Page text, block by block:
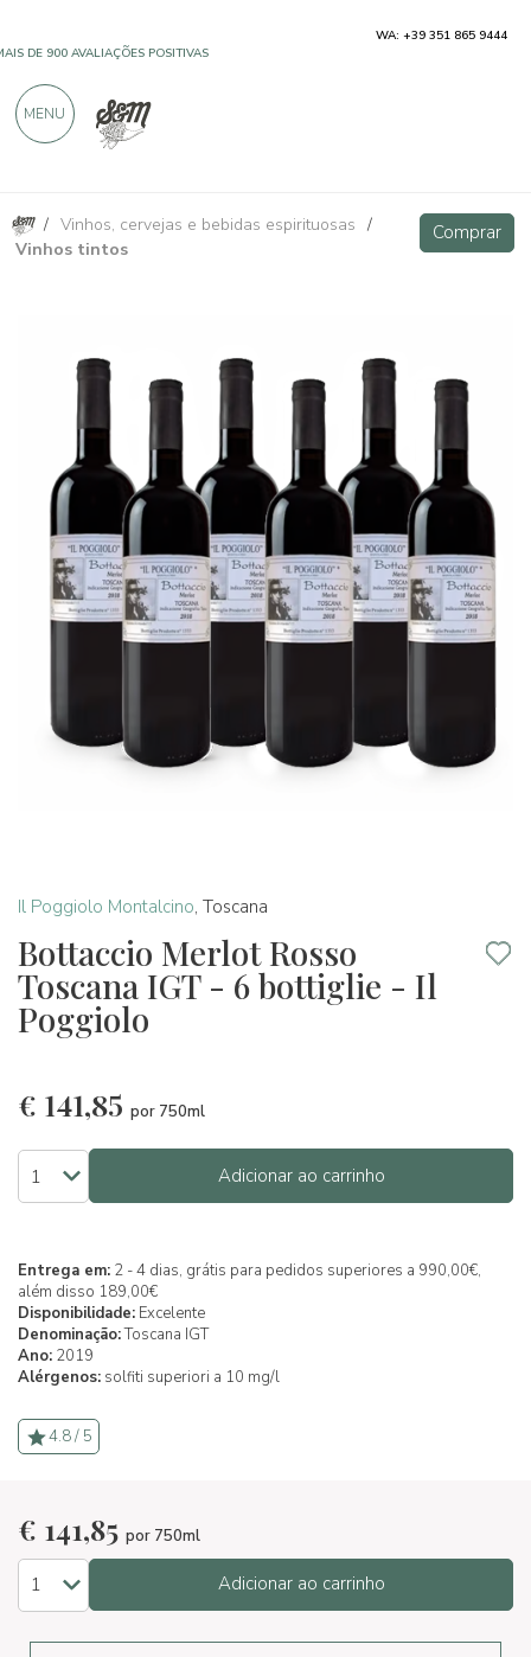
/ Vinhos, cervejas e bebidas espirituosas /
Vinhos tintos
Comprar
Il Poggiolo Montalcino, Toscana
Bottaccio Merlot Rosso
Toscana IGT - 6 bottiglie - Il
Poggiolo
€ 141,85 por 750ml
Adicionar ao carrinho
Entrega em: 2 - 4 dias, grátis para pedidos superiores a 990,00€,
além disso 189,00€
Disponibilidade: Excelente
Denominação:Toscana IGT
Ano: 2019
Alérgenos: solfiti superiori a 10 mg/l
4.8 / 5
€ 141,85 por 750ml
Adicionar ao carrinho
Comprar
WA: +39 351 865 9444
MENU